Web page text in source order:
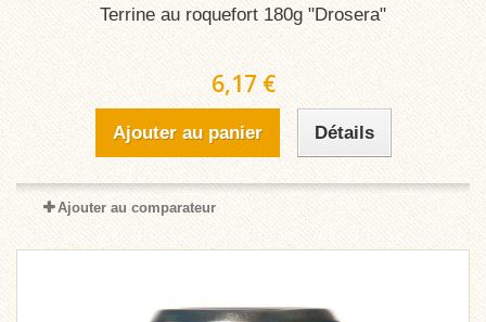
Terrine au roquefort 180g "Drosera"
6,17 €
Ajouter au panier Détails
Ajouter au comparateur